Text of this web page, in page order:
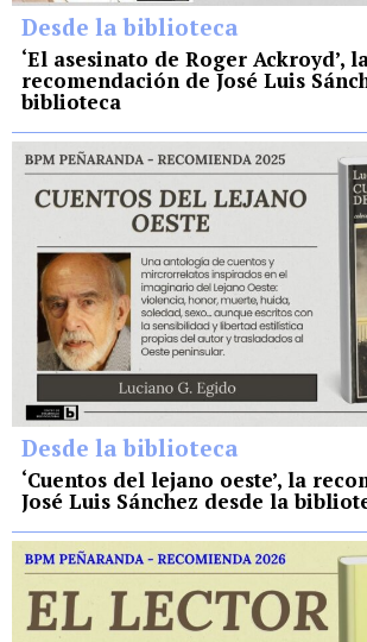
Desde la biblioteca
‘El asesinato de Roger Ackroyd’,
recomendación de José Luis
biblioteca
Desde la biblioteca
‘Cuentos del lejano oeste’, la
José Luis Sánchez desde la